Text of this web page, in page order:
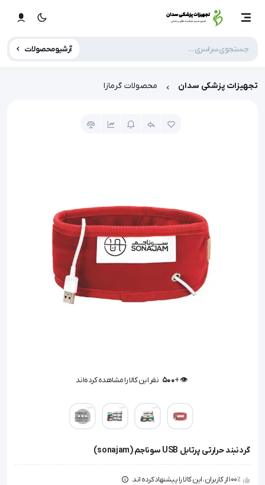
آرشیو محصولات
تجهیزات پزشکی سدان محصولات گرمازا
👁️ +
500 نفر این کالا را مشاهده کرده‌اند
گردنبند حرارتی پرتابل USB سوناجم (sonajam)
100٪ از کاربران، این کالا را پیشنهاد کرده اند.